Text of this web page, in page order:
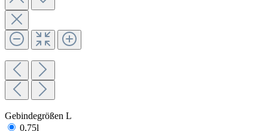
Gebindegrößen L
0,75l